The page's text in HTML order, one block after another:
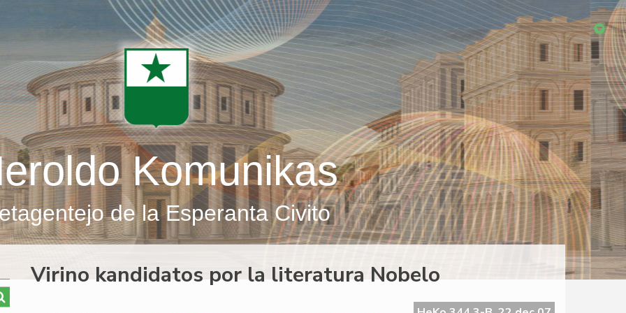
Komunikas
de la Esperanta Civito
Virino kandidatos por la literatura Nobelo